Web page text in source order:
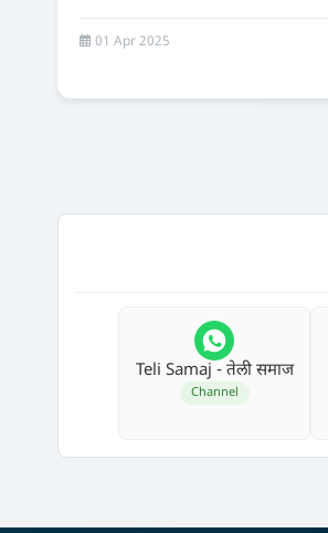
01 Apr 2025
Teli Samaj - तेली समाज
Channel